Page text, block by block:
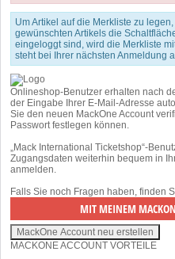
Um Artikel auf die Merkliste zu
gewünschten Artikels die
eingeloggt sind, wird die Merkliste
steht bei Ihrer nächsten Anmeldung
Onlineshop-Benutzer erhalten nach
der Eingabe Ihrer E-Mail-Adresse
Sie den neuen MackOne Account
Passwort festlegen können.
„Mack International Ticketshop“-
Zugangsdaten weiterhin bequem in
anmelden.
Falls Sie noch Fragen haben, finden
MACKONE ACCOUNT VORTEILE